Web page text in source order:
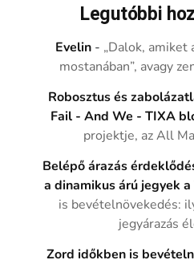
Legutóbbi
Evelin - „Dalok,
mostanában”, avagy
Robosztus és
Fail - And We - TIXA
projektje, az All
Belépő árazás
a dinamikus árú jegyek
is bevételnövekedés:
jegyárazás
Zord időkben is